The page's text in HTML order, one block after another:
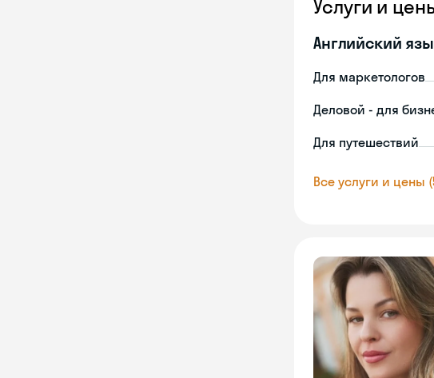
Услуги и
Английский
Для маркетологов
Деловой - для
Для путешествий
Все услуги и цены